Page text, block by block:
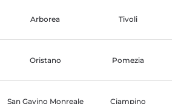
Arborea Tivoli
Oristano Pomezia
San Gavino Monreale Ciampino